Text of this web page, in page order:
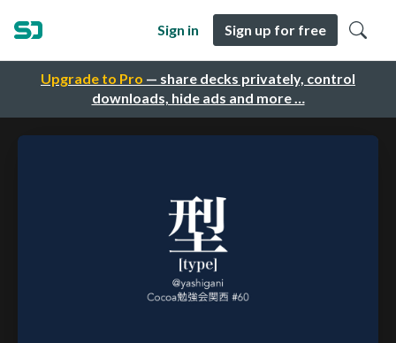
Upgrade to Pro — share decks privately, control
downloads, hide ads and more …
Sign in Sign up for free